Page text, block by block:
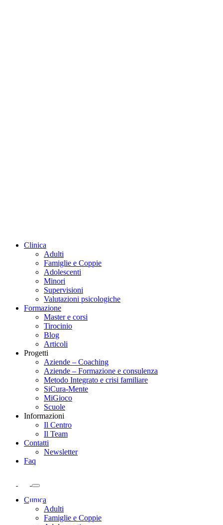
Clinica
Adulti
Famiglie e Coppie
Adolescenti
Minori
Supervisioni
Valutazioni psicologiche
Formazione
Master e corsi
Tirocinio
Blog
Articoli
Progetti
Aziende – Coaching
Aziende – Formazione e consulenza
Metodo Integrato e crisi familiare
SiCura-Mente
MiGioco
Scuole
Informazioni
Il Centro
Il Team
Contatti
Newsletter
Faq
Clinica
Adulti
Famiglie e Coppie